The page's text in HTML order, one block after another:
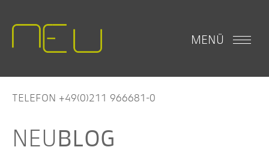
MENÜ
TELEFON +49(0)211 966681-0
BLOG